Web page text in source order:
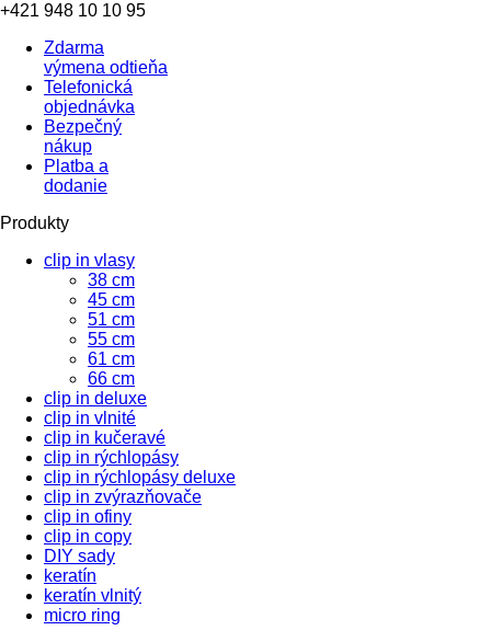
+421 948 10 10 95
Zdarma
výmena odtieňa
Telefonická
objednávka
Bezpečný
nákup
Platba a
dodanie
Produkty
clip in vlasy
38 cm
45 cm
51 cm
55 cm
61 cm
66 cm
clip in deluxe
clip in vlnité
clip in kučeravé
clip in rýchlopásy
clip in rýchlopásy deluxe
clip in zvýrazňovače
clip in ofiny
clip in copy
DIY sady
keratín
keratín vlnitý
micro ring